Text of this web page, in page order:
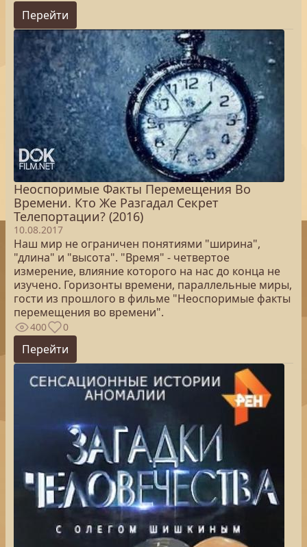
Перейти
Неоспоримые Факты Перемещения Во
Времени. Кто Же Разгадал Секрет
Телепортации? (2016)
10.08.2017
Наш мир не ограничен понятиями "ширина",
"длина" и "высота". "Время" - четвертое
измерение, влияние которого на нас до конца не
изучено. Горизонты времени, параллельные миры,
гости из прошлого в фильме "Неоспоримые факты
перемещения во времени".
400 0
Перейти